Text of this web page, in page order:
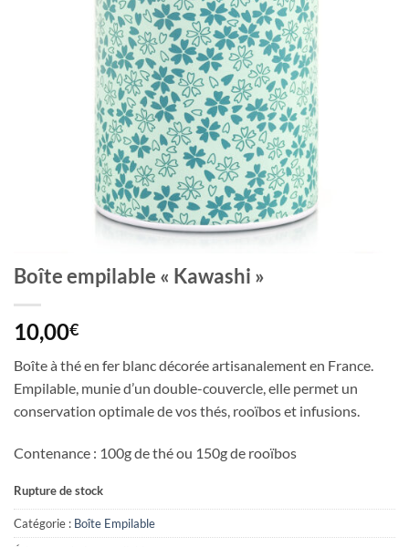
Boîte empilable « Kawashi »
10,00€
Boîte à thé en fer blanc décorée artisanalement en France.
Empilable, munie d’un double-couvercle, elle permet un
conservation optimale de vos thés, rooïbos et infusions.
Contenance : 100g de thé ou 150g de rooïbos
Rupture de stock
Catégorie : Boîte Empilable